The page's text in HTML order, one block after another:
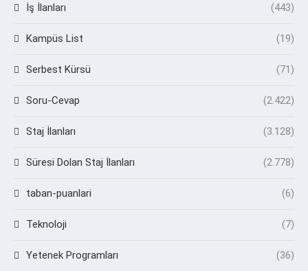
İş İlanları (443)
Kampüs List (19)
Serbest Kürsü (71)
Soru-Cevap (2.422)
Staj İlanları (3.128)
Süresi Dolan Staj İlanları (2.778)
taban-puanlari (6)
Teknoloji (7)
Yetenek Programları (36)